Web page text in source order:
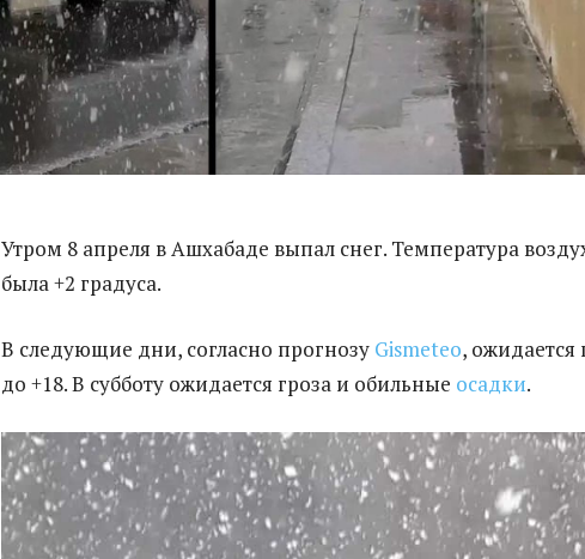
Утром 8 апреля в Ашхабаде выпал снег. Температура
была +2 градуса.
В следующие дни, согласно прогнозу Gismeteo, ожидается
до +18. В субботу ожидается гроза и обильные осадки.